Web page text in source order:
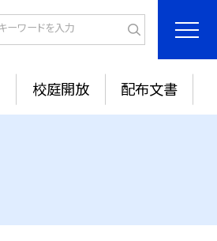
校庭開放 配布文書